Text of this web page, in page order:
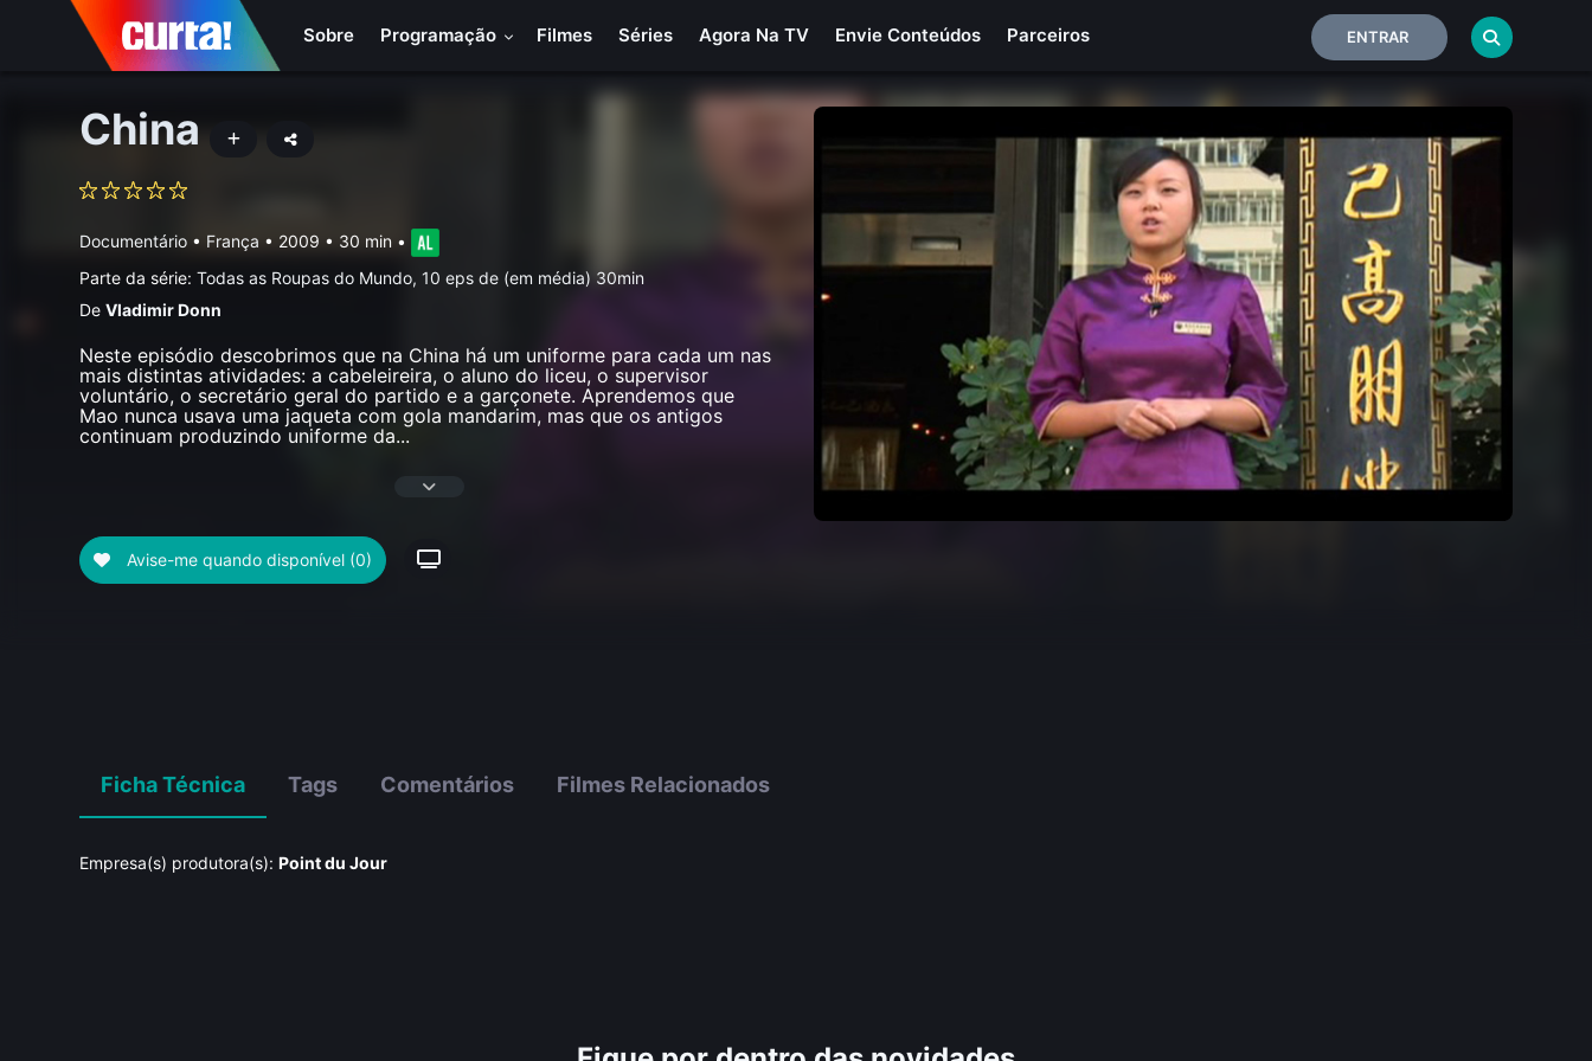
Sobre Programação Filmes Séries Agora Na TV Envie Conteúdos Parceiros ENTRAR
China
Documentário • França • 2009 • 30 min •
Parte da série:Todas as Roupas do Mundo, 10 eps de (em média) 30min
DeVladimir Donn
Neste episódio descobrimos que na China há um uniforme para cada um nas
mais distintas atividades: a cabeleireira, o aluno do liceu, o supervisor
voluntário, o secretário geral do partido e a garçonete. Aprendemos que
Mao nunca usava uma jaqueta com gola mandarim, mas que os antigos
continuam produzindo uniforme da...
Avise-me quando disponível (0)
Ficha Técnica Tags Comentários Filmes Relacionados
Empresa(s) produtora(s): Point du Jour